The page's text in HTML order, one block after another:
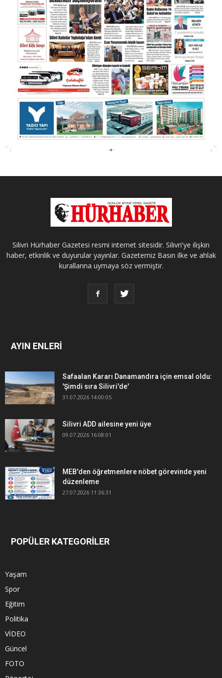
Silivri Hürhaber Gazetesi resmi internet sitesidir. Silivri'ye ilişkin
haber, etkinlik ve duyurular yayınlar. Gazetemiz Basın ilke ve ahlak
kurallarına uymaya söz vermiştir.
AYIN ENLERİ
Safaalan Kararı Danamandıra için emsal oldu:
'Şimdi sıra Silivri'de'
31.07.2026 14:00:05
Silivri ADD ailesine yeni üye
09.07.2026 16:08:01
MEB'den öğretmenlere nöbet görevinde yeni
düzenleme
27.07.2026 11:36:31
POPÜLER KATEGORİLER
Yaşam
Spor
Eğitim
Politika
VİDEO
Güncel
FOTO